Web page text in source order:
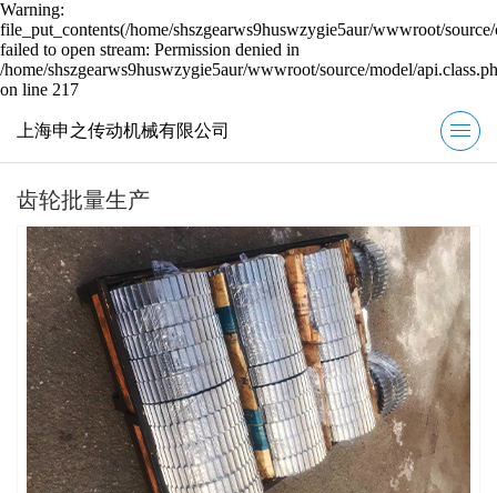
Warning:
file_put_contents(/home/shszgearws9huswzygie5aur/wwwroot/
failed to open stream: Permission denied in
/home/shszgearws9huswzygie5aur/wwwroot/source/model/
on line 217
上海申之传动机械有限公司
齿轮批量生产